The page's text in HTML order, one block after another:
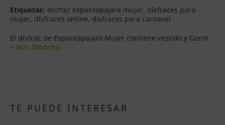
Etiquetas: disfraz espantapajara mujer, disfraces para
mujer, disfraces online, disfraces para carnaval
El disfraz de Espantapajaro Mujer contiene vestido y Gorro
+ Más Modelos
TE PUEDE INTERESAR